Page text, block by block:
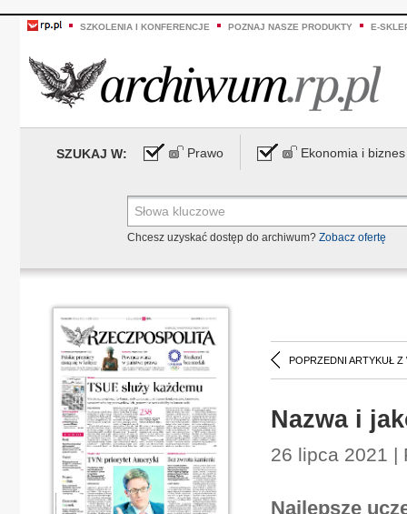
SZKOLENIA I KONFERENCJE POZNAJ NASZE PRODUKTY E-
SZUKAJ W: Prawo Ekonomia i biznes
Chcesz uzyskać dostęp do archiwum? Zobacz ofertę
POPRZEDNI ARTYKUŁ Z
Nazwa i
26 lipca 2021 |
Najlepsze